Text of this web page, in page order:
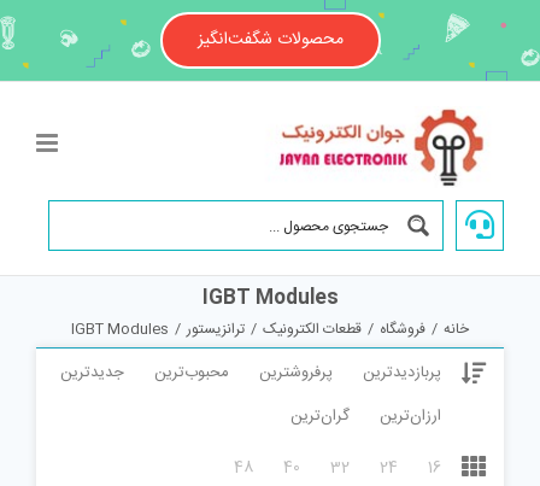
content
محصولات شگفت‌انگیز
IGBT Modules
خانه / فروشگاه / قطعات الکترونیک / ترانزیستور /
IGBT Modules
پربازدیدترین پرفروشترین محبوب‌ترین
جدیدترین
ارزان‌ترین
گران‌ترین
16
24
32
40
48